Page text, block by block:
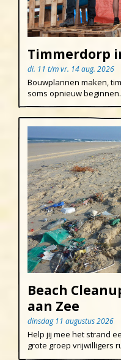
Timmerdorp
di. 11 t/m vr. 14 aug. 2026
Bouwplannen maken,
soms opnieuw
Beach
aan Zee
dinsdag 11 augustus 2026
Help jij mee het strand
grote groep vrijwilligers